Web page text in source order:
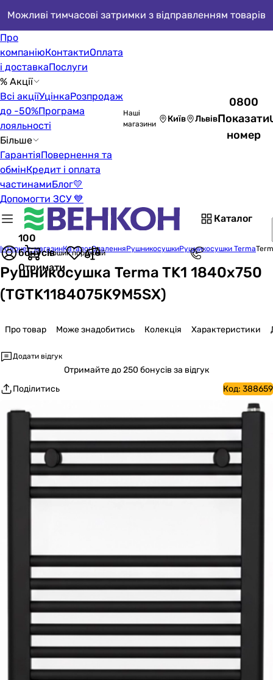
Можливі тимчасові затримки з відправленням товарів
Про
компаніюКонтактиОплата
і доставкаПослуги
% Акції
Всі акціїУцінкаРозпродаж
до -50%Програма
лояльності
Більше
ГарантіяПовернення та
обмінКредит і оплата
частинамиБлог💛
Допомогти ЗСУ 💙
Наші
магазини
Київ Львів
0800
Показати
номер
Каталог
100
бонусів
Отримати
Кошик порожній
Інтернет-магазинКаталогОпаленняРушникосушкиРушникосушки Terma
Рушникосушка Terma TK1 1840x750
(TGTK1184075K9M5SX)
Про товар Може знадобитись Колекція Характеристики
Додати відгук
Отримайтедо 250 бонусів за відгук
Поділитись
Код: 388659